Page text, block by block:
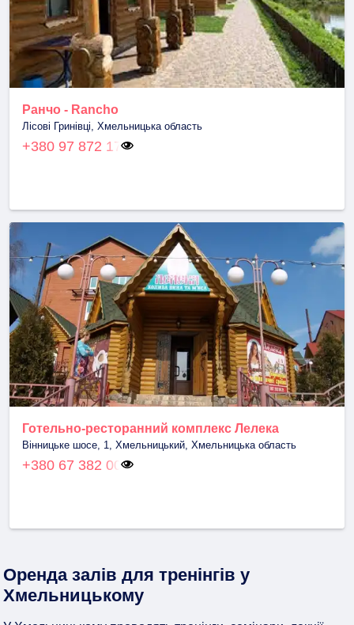
Ранчо - Rancho
Лісові Гринівці, Хмельницька область
+380 97 872 17
Готельно-ресторанний комплекс Лелека
Вінницьке шосе, 1, Хмельницький, Хмельницька область
+380 67 382 00
Оренда залів для тренінгів у
Хмельницькому